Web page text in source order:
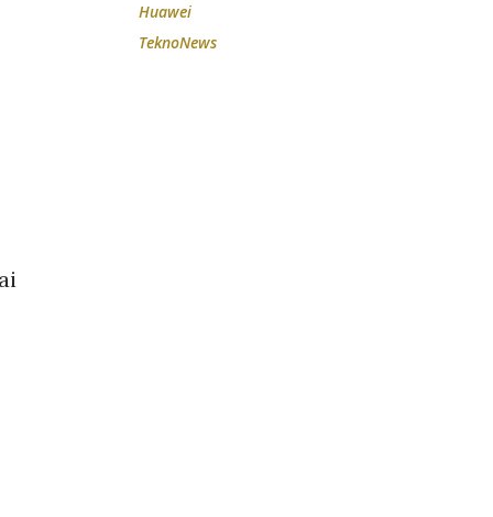
Huawei
TeknoNews